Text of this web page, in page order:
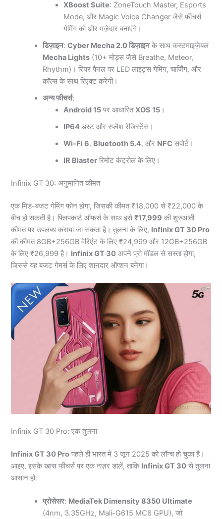
XBoost Suite: ZoneTouch Master, Esports
Mode, और Magic Voice Changer जैसे फीचर्स
गेमिंग को और मज़ेदार बनाएंगे।
डिज़ाइन:Cyber Mecha 2.0 डिज़ाइनके साथ कस्टमाइज़ेबल
Mecha Lights (10+ मोड्स जैसे Breathe, Meteor,
Rhythm)। रियर पैनल पर LED लाइट्स गेमिंग, चार्जिंग, और
कॉल्स के साथ रिएक्ट करेंगी।
अन्य फीचर्स:
Android 15 पर आधारितXOS 15 ।
IP64 डस्ट और स्प्लैश रेजिस्टेंस।
Wi-Fi 6, Bluetooth 5.4, और NFC सपोर्ट।
IR Blaster रिमोट कंट्रोल के लिए।
Infinix GT 30: अनुमानित कीमत
एक मिड-बजट गेमिंग फोन होगा, जिसकी कीमत ₹18,000 से ₹22,000 के
बीच हो सकती है। फ्लिपकार्ट ऑफर्स के साथ इसे₹17,999 की शुरुआती
कीमत पर उपलब्ध कराया जा सकता है। तुलना के लिए, Infinix GT 30 Pro
की कीमत 8GB+256GB वेरिएंट के लिए ₹24,999 और 12GB+256GB
के लिए ₹26,999 है। Infinix GT 30 अपने प्रो मॉडल से सस्ता होगा,
जिससे यह बजट गेमर्स के लिए शानदार ऑप्शन बनेगा।
Infinix GT 30 Pro: एक तुलना
Infinix GT 30 Pro पहले ही भारत में 3 जून 2025 को लॉन्च हो चुका है।
आइए, इसके खास फीचर्स पर एक नज़र डालें, ताकि Infinix GT 30 से तुलना
आसान हो:
प्रोसेसर: MediaTek Dimensity 8350 Ultimate
(4nm, 3.35GHz, Mali-G615 MC6 GPU), जो